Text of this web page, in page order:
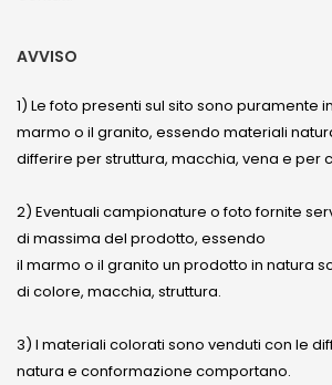
AVVISO
1) Le foto presenti sul sito sono puramente
marmo o il granito, essendo materiali
differire per struttura, macchia, vena e per
2) Eventuali campionature o foto fornite
di massima del prodotto, essendo
il marmo o il granito un prodotto in natura
di colore, macchia, struttura.
3) I materiali colorati sono venduti con le
natura e conformazione comportano.